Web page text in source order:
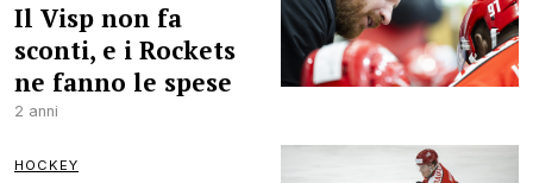
Il Visp non fa
sconti, e i Rockets
ne fanno le spese
2 anni
HOCKEY